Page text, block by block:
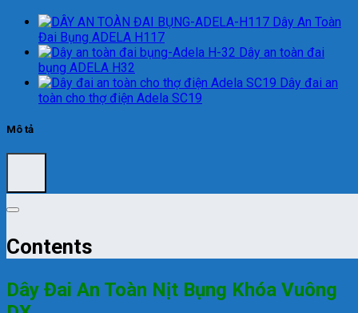
Dây An Toàn
Đai Bụng ADELA H117
Dây an toàn đai
bụng ADELA H32
Dây đai an
toàn cho thợ điện Adela SC19
Mô tả
Contents
Dây Đai An Toàn Nịt Bụng Khóa Vuông